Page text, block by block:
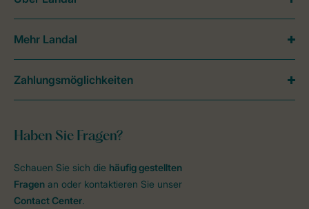
Haben Sie Fragen?
Schauen Sie sich die häufig gestellten
Fragen an oder kontaktieren Sie unser
Contact Center.
Mehr Landal
Zahlungsmöglichkeiten